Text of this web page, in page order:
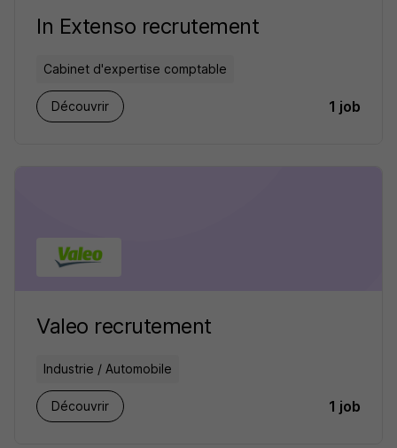
In Extenso recrutement
Cabinet d'expertise comptable
Découvrir 1 job
Valeo recrutement
Industrie / Automobile
Découvrir 1 job